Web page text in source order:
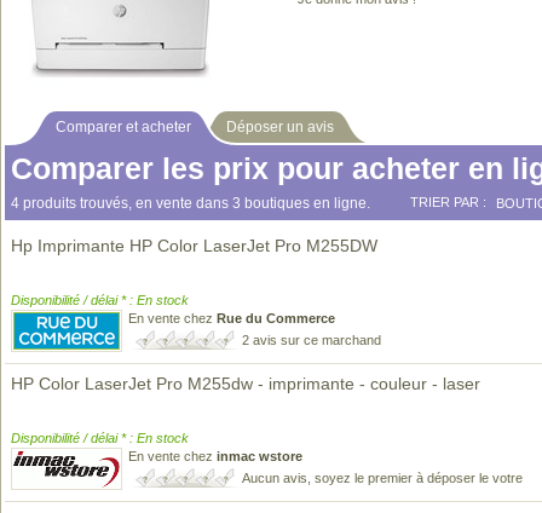
Comparer et acheter Déposer un avis
Comparer les prix pour acheter en
4 produits trouvés, en vente dans 3 boutiques en ligne. TRIER PAR :
Hp Imprimante HP Color LaserJet Pro M255DW
Disponibilité / délai * : En stock
En vente chez Rue du Commerce
2 avis sur ce marchand
HP Color LaserJet Pro M255dw - imprimante - couleur - laser
Disponibilité / délai * : En stock
En vente chez inmac wstore
Aucun avis, soyez le premier à déposer le votre